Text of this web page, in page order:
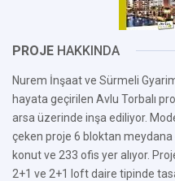
PROJE HAKKINDA
Nurem İnşaat ve Sürmeli
hayata geçirilen Avlu Torbalı
arsa üzerinde inşa ediliyor.
çeken proje 6 bloktan meydana
konut ve 233 ofis yer alıyor.
2+1 ve 2+1 loft daire tipinde